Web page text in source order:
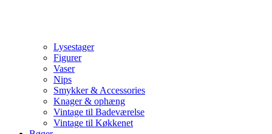
Lysestager
Figurer
Vaser
Nips
Smykker & Accessories
Knager & ophæng
Vintage til Badeværelse
Vintage til Køkkenet